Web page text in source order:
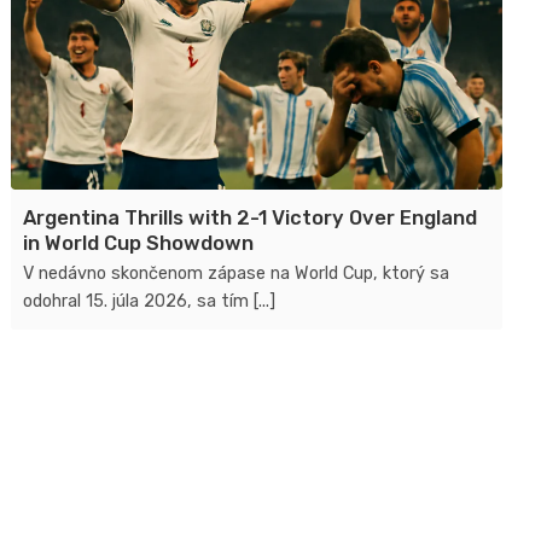
Argentina Thrills with 2-1 Victory Over England
in World Cup Showdown
V nedávno skončenom zápase na World Cup, ktorý sa
odohral 15. júla 2026, sa tím [...]